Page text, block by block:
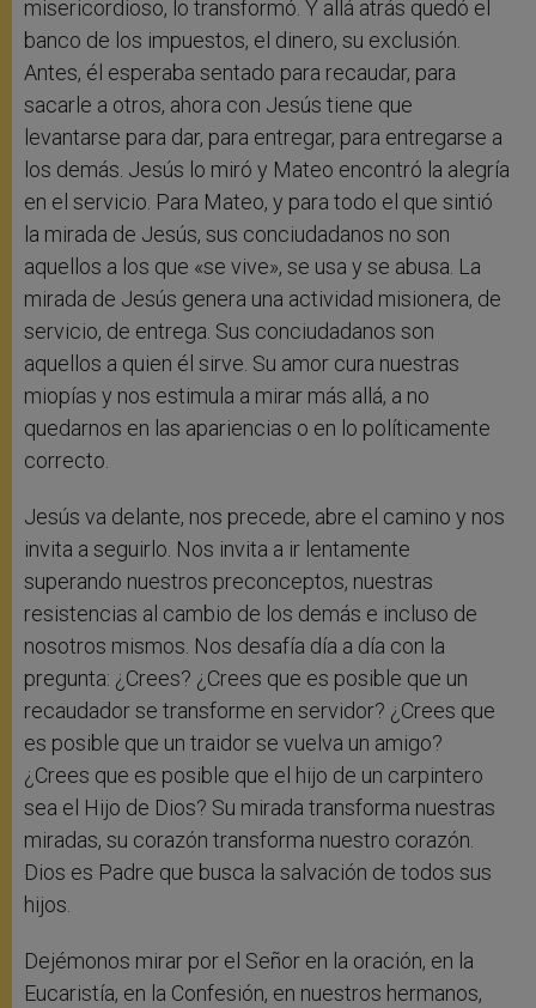
misericordioso, lo transformó. Y allá atrás quedó el
banco de los impuestos, el dinero, su exclusión.
Antes, él esperaba sentado para recaudar, para
sacarle a otros, ahora con Jesús tiene que
levantarse para dar, para entregar, para entregarse a
los demás. Jesús lo miró y Mateo encontró la alegría
en el servicio. Para Mateo, y para todo el que sintió
la mirada de Jesús, sus conciudadanos no son
aquellos a los que «se vive», se usa y se abusa. La
mirada de Jesús genera una actividad misionera, de
servicio, de entrega. Sus conciudadanos son
aquellos a quien él sirve. Su amor cura nuestras
miopías y nos estimula a mirar más allá, a no
quedarnos en las apariencias o en lo políticamente
correcto.
Jesús va delante, nos precede, abre el camino y nos
invita a seguirlo. Nos invita a ir lentamente
superando nuestros preconceptos, nuestras
resistencias al cambio de los demás e incluso de
nosotros mismos. Nos desafía día a día con la
pregunta: ¿Crees? ¿Crees que es posible que un
recaudador se transforme en servidor? ¿Crees que
es posible que un traidor se vuelva un amigo?
¿Crees que es posible que el hijo de un carpintero
sea el Hijo de Dios? Su mirada transforma nuestras
miradas, su corazón transforma nuestro corazón.
Dios es Padre que busca la salvación de todos sus
hijos.
Dejémonos mirar por el Señor en la oración, en la
Eucaristía, en la Confesión, en nuestros hermanos,